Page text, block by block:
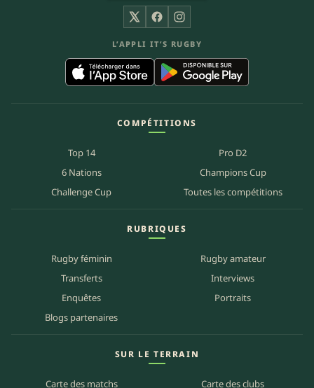
X FacebookInstagram
L’APPLI IT’S RUGBY
COMPÉTITIONS
Top 14
Pro D2
6 Nations
Champions Cup
Challenge Cup
Toutes les compétitions
RUBRIQUES
Rugby féminin
Rugby amateur
Transferts
Interviews
Enquêtes
Portraits
Blogs partenaires
SUR LE TERRAIN
Carte des matchs Carte des clubs